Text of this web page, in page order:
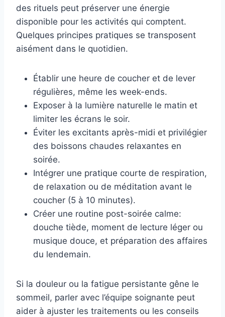
des rituels peut préserver une énergie
disponible pour les activités qui comptent.
Quelques principes pratiques se transposent
aisément dans le quotidien.
Établir une heure de coucher et de lever
régulières, même les week-ends.
Exposer à la lumière naturelle le matin et
limiter les écrans le soir.
Éviter les excitants après-midi et privilégier
des boissons chaudes relaxantes en
soirée.
Intégrer une pratique courte de respiration,
de relaxation ou de méditation avant le
coucher (5 à 10 minutes).
Créer une routine post-soirée calme:
douche tiède, moment de lecture léger ou
musique douce, et préparation des affaires
du lendemain.
Si la douleur ou la fatigue persistante gêne le
sommeil, parler avec l’équipe soignante peut
aider à ajuster les traitements ou les conseils